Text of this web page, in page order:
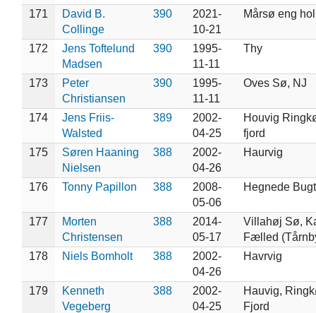
171
David B.
Collinge
390
2021-
10-21
Mårsø eng
172
Jens Toftelund
Madsen
390
1995-
11-11
Thy
173
Peter
Christiansen
390
1995-
11-11
Oves Sø, NJ
174
Jens Friis-
Walsted
389
2002-
04-25
Houvig
fjord
175
Søren Haaning
Nielsen
388
2002-
04-26
Haurvig
176 Tonny Papillon 388
2008-
05-06
Hegnede Bugt
177
Morten
Christensen
388
2014-
05-17
Villahøj Sø,
Fælled
178
Niels Bomholt 388
2002-
04-26
Havrvig
179
Kenneth
Vegeberg
388
2002-
04-25
Hauvig,
Fjord